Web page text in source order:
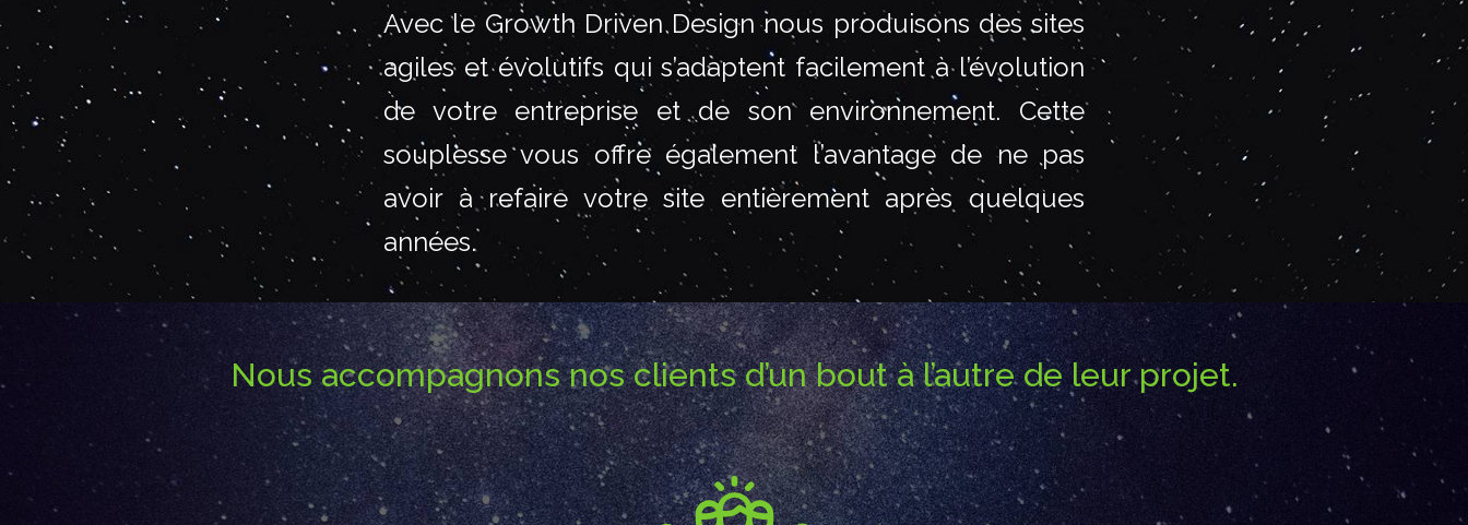
Avec le Growth Driven Design nous produisons des sites
agiles et évolutifs qui s’adaptent facilement à l’évolution
de votre entreprise et de son environnement. Cette
souplesse vous offre également l’avantage de ne pas
avoir à refaire votre site entièrement après quelques
années.
Nous accompagnons nos clients d’un bout à l’autre de leur projet.